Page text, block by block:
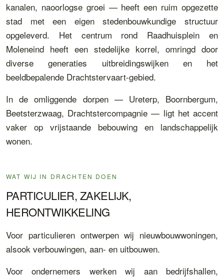
kanalen, naoorlogse groei — heeft een ruim opgezette
stad met een eigen stedenbouwkundige structuur
opgeleverd. Het centrum rond Raadhuisplein en
Moleneind heeft een stedelijke korrel, omringd door
diverse generaties uitbreidingswijken en het
beeldbepalende Drachtstervaart-gebied.
In de omliggende dorpen — Ureterp, Boornbergum,
Beetsterzwaag, Drachtstercompagnie — ligt het accent
vaker op vrijstaande bebouwing en landschappelijk
wonen.
WAT WIJ IN DRACHTEN DOEN
PARTICULIER, ZAKELIJK,
HERONTWIKKELING
Voor particulieren ontwerpen wij nieuwbouwwoningen,
alsook verbouwingen, aan- en uitbouwen.
Voor ondernemers werken wij aan bedrijfshallen,